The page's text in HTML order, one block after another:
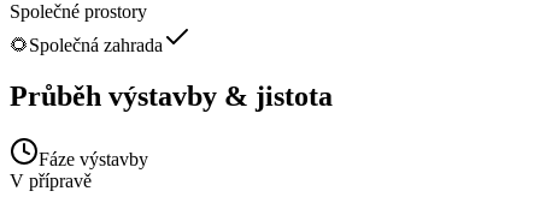
Společné prostory
🌻Společná zahrada
Průběh výstavby & jistota
Fáze výstavby
V přípravě